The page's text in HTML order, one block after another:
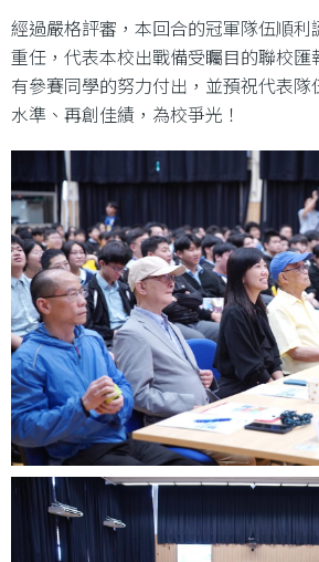
經過嚴格評審，本回合的冠軍隊伍順利
重任，代表本校出戰備受矚目的聯校匯
有參賽同學的努力付出，並預祝代表
水準、再創佳績，為校爭光！